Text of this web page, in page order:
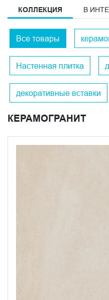
КОЛЛЕКЦИЯ В
Все товары
Настенная плитка
декоративные вставки
КЕРАМОГРАНИТ